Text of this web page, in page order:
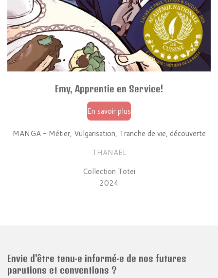
Emy, Apprentie en Service!
En savoir plus
MANGA - Métier, Vulgarisation, Tranche de vie, découverte
THANAËL
Collection Totei
2024
Envie d'être tenu·e informé·e de nos futures
parutions et conventions ?